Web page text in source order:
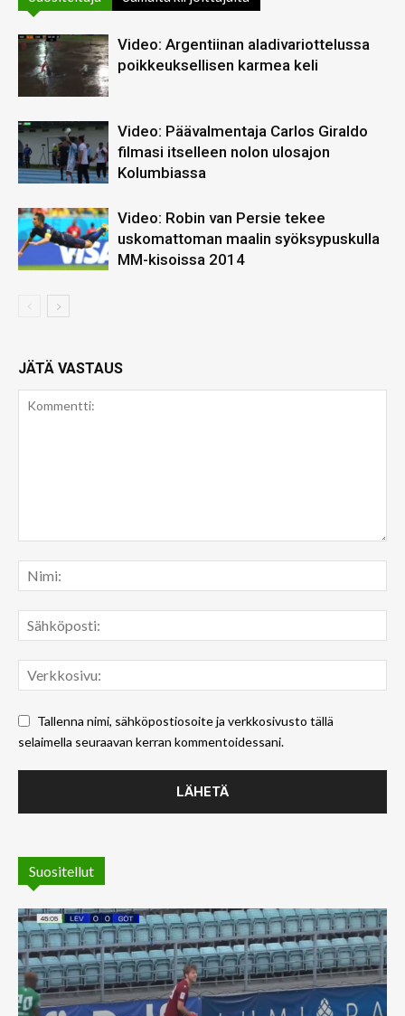
Video: Argentiinan aladivariottelussa
poikkeuksellisen karmea keli
Video: Päävalmentaja Carlos Giraldo
filmasi itselleen nolon ulosajon
Kolumbiassa
Video: Robin van Persie tekee
uskomattoman maalin syöksypuskulla
MM-kisoissa 2014
JÄTÄ VASTAUS
Tallenna nimi, sähköpostiosoite ja verkkosivusto tällä
selaimella seuraavan kerran kommentoidessani.
Suositellut